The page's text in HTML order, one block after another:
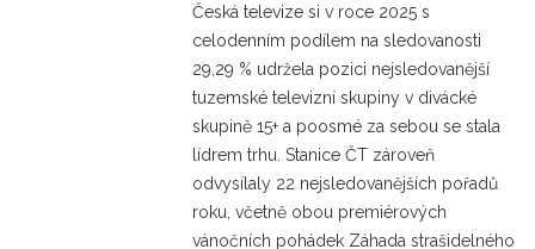
Česká televize si v roce 2025 s
celodenním podílem na sledovanosti
29,29 % udržela pozici nejsledovanější
tuzemské televizní skupiny v divácké
skupině 15+ a poosmé za sebou se stala
lídrem trhu. Stanice ČT zároveň
odvysílaly 22 nejsledovanějších pořadů
roku, včetně obou premiérových
vánočních pohádek Záhada strašidelného